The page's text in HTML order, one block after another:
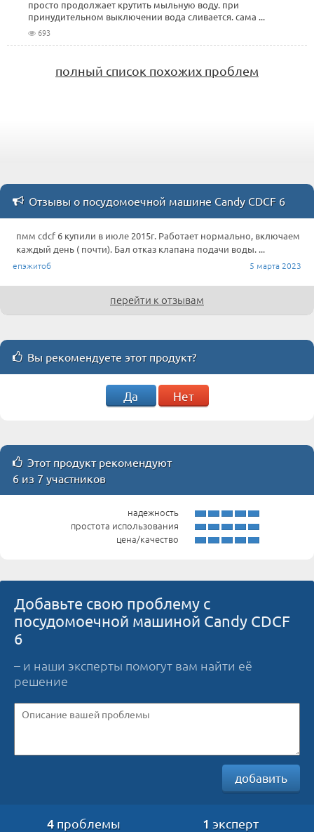
просто продолжает крутить мыльную воду. при
принудительном выключении вода сливается. сама ...
693
полный список похожих проблем
Отзывы о посудомоечной машине Candy CDCF 6
пмм cdcf 6 купили в июле 2015г. Работает нормально, включаем
каждый день ( почти). Бал отказ клапана подачи воды. ...
епэжитоб 5 марта 2023
перейти к отзывам
Вы рекомендуете этот продукт?
Да Нет
Этот продукт рекомендуют
6 из 7 участников
надежность
простота использования
цена/качество
Добавьте свою проблему с
посудомоечной машиной Candy CDCF
6
– и наши эксперты помогут вам найти её
решение
добавить
4проблемы 1 эксперт